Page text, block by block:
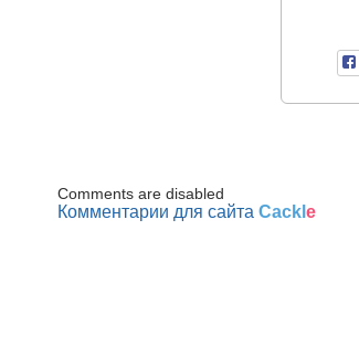
Comments are disabled
Комментарии для сайта Cackl e